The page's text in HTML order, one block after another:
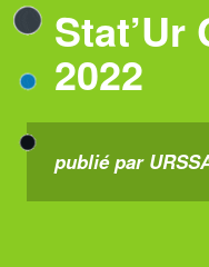
2022
publié par